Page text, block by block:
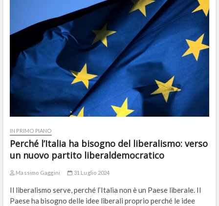
IN PRIMO PIANO
Perché l’Italia ha bisogno del liberalismo: verso
un nuovo partito liberaldemocratico
Massimo Gaggini 31 Luglio 2024
Il liberalismo serve, perché l’Italia non è un Paese liberale. Il
Paese ha bisogno delle idee liberali proprio perché le idee